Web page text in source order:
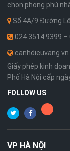
chọn phong phú
Số 4A/9 Đường
024.3514 9399 –
canhdieuvang.vn
Giấy phép kinh
Phố Hà Nội cấp
FOLLOW US
VP HÀ NỘI